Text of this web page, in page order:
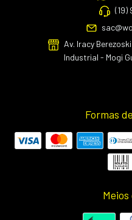
(19)
Av. Iracy
Industrial - Mogi
Formas